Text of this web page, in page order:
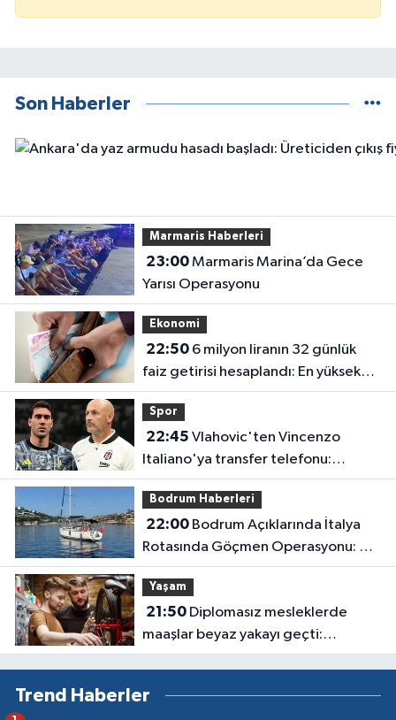
Son Haberler
Marmaris Haberleri
23:00Marmaris Marina’da Gece
Yarısı Operasyonu
Ekonomi
22:506 milyon liranın 32 günlük
faiz getirisi hesaplandı: En yüksek
oran en çok kazancı vermiyor
Spor
22:45
Italiano'ya transfer telefonu:
Kararını bir iki gün içinde verecek
Bodrum Haberleri
22:00Bodrum Açıklarında İtalya
Rotasında Göçmen Operasyonu: 50
Kişi Yakalandı
Yaşam
21:50Diplomasız mesleklerde
maaşlar beyaz yakayı geçti:
Sanayide 150 bin liraya usta
Trend Haberler